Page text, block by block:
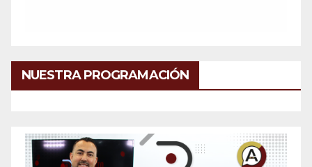
NUESTRA PROGRAMACIÓN